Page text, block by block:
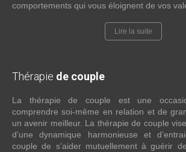
comportements qui vous éloignent de vos
Lire la suite
Thérapie de couple
La thérapie de couple est une
comprendre soi-même en relation et de
un avenir meilleur. La thérapie de couple
d’une dynamique harmonieuse et
couple de s’aider mutuellement à guérir